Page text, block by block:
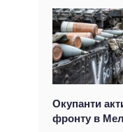
Окупанти
фронту в